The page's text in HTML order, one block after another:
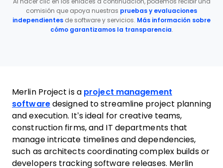
Al hacer clic en los enlaces a continuación, podemos recibir una
comisión que apoya nuestras pruebas y evaluaciones
independientes de software y servicios. Más información sobre
cómo garantizamos la transparencia.
Merlin Project is a project management
softwaredesigned to streamline project planning
and execution. It’s ideal for creative teams,
construction firms, and IT departments that
manage intricate timelines and dependencies,
such as architects coordinating complex builds or
developers tracking software releases. Merlin